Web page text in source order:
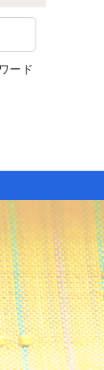
ード